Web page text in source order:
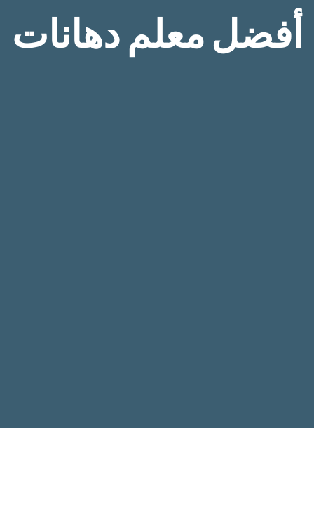
أفضل معلم دهانات